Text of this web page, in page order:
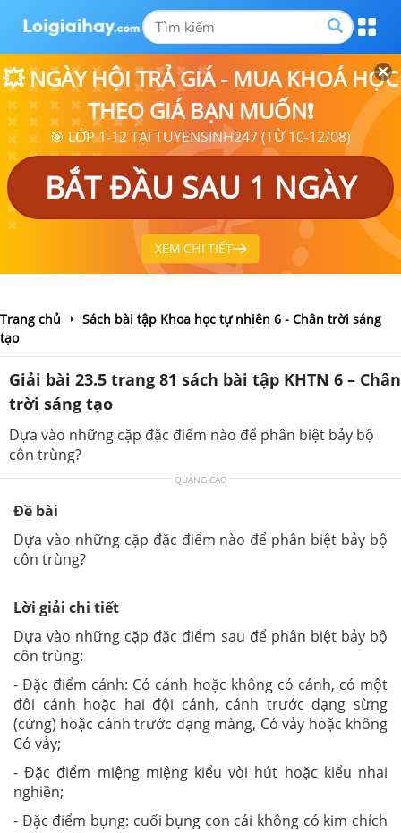
💥 NGÀY HỘI TRẢ GIÁ - MUA KHOÁ HỌC
THEO GIÁ BẠN MUỐN❗
🎯 LỚP 1-12 TẠI TUYENSINH247 (TỪ 10-12/08)
BẮT ĐẦU SAU 1 NGÀY
XEM CHI TIẾT
Trang chủ
Sách bài tập Khoa học tự nhiên 6 - Chân trời sáng
tạo
Giải bài 23.5 trang 81 sách bài tập KHTN 6 – Chân
trời sáng tạo
Dựa vào những cặp đặc điểm nào để phân biệt bảy bộ
côn trùng?
QUẢNG CÁO
Đề bài
Dựa vào những cặp đặc điểm nào để phân biệt bảy bộ
côn trùng?
Lời giải chi tiết
Dựa vào những cặp đặc điểm sau để phân biệt bảy bộ
côn trùng:
- Đặc điểm cánh: Có cánh hoặc không có cánh, có một
đôi cánh hoặc hai đội cánh, cánh trước dạng sừng
(cứng) hoặc cánh trước dạng màng, Có vảy hoặc không
Có vảy;
- Đặc điểm miệng miệng kiểu vòi hút hoặc kiểu nhai
nghiền;
- Đặc điểm bụng: cuối bụng con cái không có kim chích